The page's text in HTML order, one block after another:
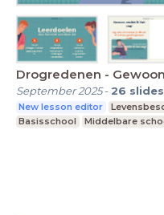
Drogredenen -
September 2025- 26 slides
New lesson editor
Basisschool
Middelbare